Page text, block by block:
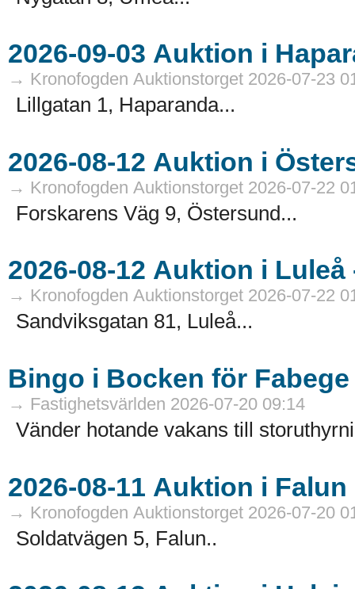
→ Kronofogden Auktionstorget 2026-07-23
Lillgatan 1, Haparanda...
→ Kronofogden Auktionstorget 2026-07-22
Forskarens Väg 9, Östersund...
→ Kronofogden Auktionstorget 2026-07-22
Sandviksgatan 81, Luleå...
Bingo i Bocken för Fabege
→ Fastighetsvärlden 2026-07-20 09:14
Vänder hotande vakans till
→ Kronofogden Auktionstorget 2026-07-20
Soldatvägen 5, Falun..